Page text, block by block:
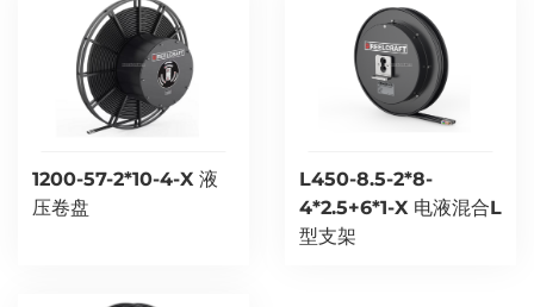
1200-57-2*10-4-X 液
压卷盘
L450-8.5-2*8-
4*2.5+6*1-X 电液混合L
型支架